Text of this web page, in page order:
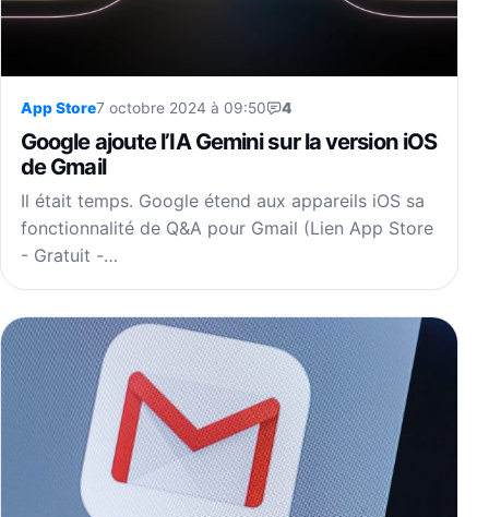
App Store7 octobre 2024 à 09:50 4
Google ajoute l’IA Gemini sur la version iOS
de Gmail
Il était temps. Google étend aux appareils iOS sa
fonctionnalité de Q&A pour Gmail (Lien App Store
- Gratuit -…